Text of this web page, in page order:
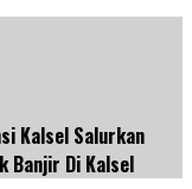
Kalsel Salurkan
Banjir Di Kalsel